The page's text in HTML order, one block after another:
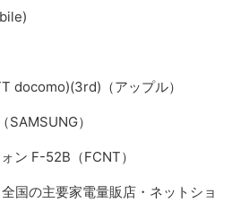
（アップル）
）
ン F-52B（FCNT）
国の主要家電量販店・ネットショ